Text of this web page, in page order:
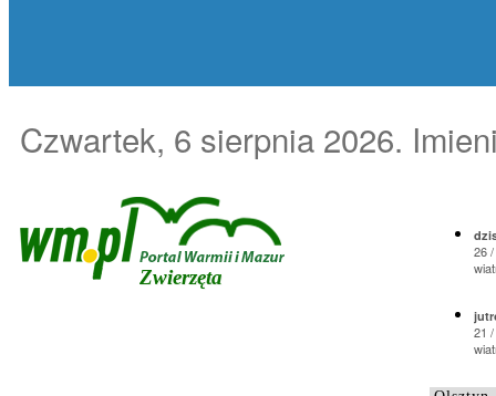
Czwartek, 6 sierpnia 2026.
Zwierzęta
26 /
21 /